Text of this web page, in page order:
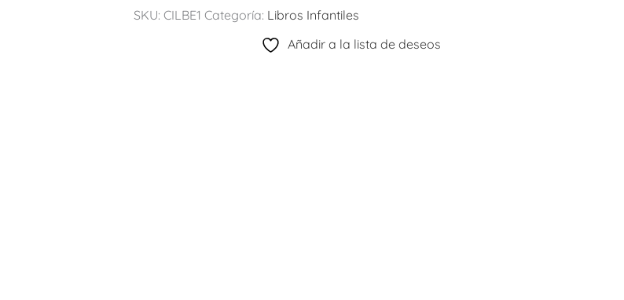
SKU: CILBE1 Categoría: Libros Infantiles
Añadir a la lista de deseos